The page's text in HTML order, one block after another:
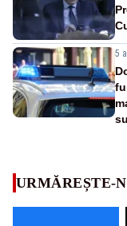
5
URMĂREȘTE-